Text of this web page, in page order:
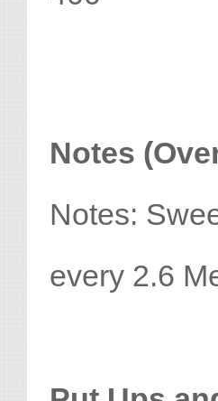
Notes
Notes:
every 2.6